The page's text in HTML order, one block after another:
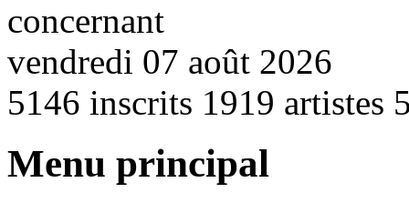
concernant
vendredi 07 août 2026
5146 inscrits 1919 artistes
Menu principal